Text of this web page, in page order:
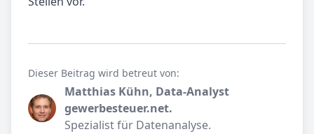
Dieser Beitrag wird betreut von:
Matthias Kühn, Data-Analyst
gewerbesteuer.net.
Spezialist für Datenanalyse.